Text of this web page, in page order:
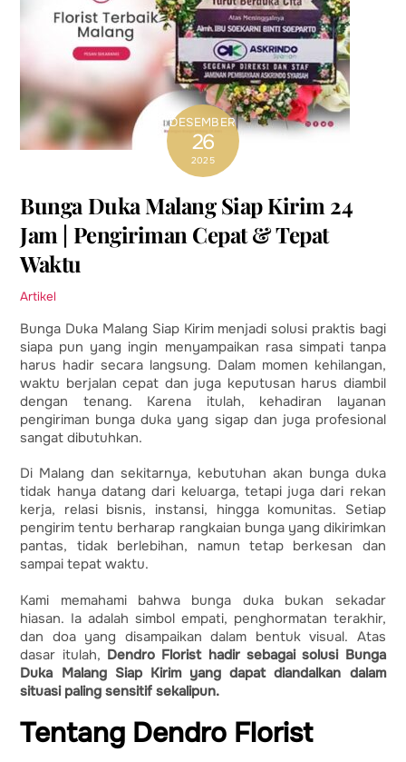
DESEMBER
26
2025
Bunga Duka Malang Siap Kirim 24
Jam | Pengiriman Cepat & Tepat
Waktu
Artikel
Bunga Duka Malang Siap Kirim menjadi solusi praktis bagi
siapa pun yang ingin menyampaikan rasa simpati tanpa
harus hadir secara langsung. Dalam momen kehilangan,
waktu berjalan cepat dan juga keputusan harus diambil
dengan tenang. Karena itulah, kehadiran layanan
pengiriman bunga duka yang sigap dan juga profesional
sangat dibutuhkan.
Di Malang dan sekitarnya, kebutuhan akan bunga duka
tidak hanya datang dari keluarga, tetapi juga dari rekan
kerja, relasi bisnis, instansi, hingga komunitas. Setiap
pengirim tentu berharap rangkaian bunga yang dikirimkan
pantas, tidak berlebihan, namun tetap berkesan dan
sampai tepat waktu.
Kami memahami bahwa bunga duka bukan sekadar
hiasan. Ia adalah simbol empati, penghormatan terakhir,
dan doa yang disampaikan dalam bentuk visual. Atas
dasar itulah, Dendro Florist hadir sebagai solusi Bunga
Duka Malang Siap Kirim yang dapat diandalkan dalam
situasi paling sensitif sekalipun.
Tentang Dendro Florist